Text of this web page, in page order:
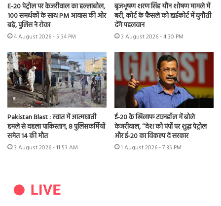
E-20 पेट्रोल पर केजरीवाल का हल्लाबोल,
100 समर्थकों के साथ PM आवास की ओर
बढ़े, पुलिस ने रोका
4 August 2026 - 5:34 PM
बृजभूषण शरण सिंह यौन शोषण मामले में
बरी, कोर्ट के फैसले को हाईकोर्ट में चुनौती
देंगे पहलवान
3 August 2026 - 4:30 PM
Pakistan Blast : स्वात में आत्मघाती
हमले से दहला पाकिस्तान, 8 पुलिसकर्मियों
समेत 14 की मौत
3 August 2026 - 11:53 AM
ई-20 के खिलाफ टाउनहॉल में बोले
केजरीवाल, ‘‘देश को पंपों पर शुद्ध पेट्रोल
और ई-20 का विकल्प दे सरकार
1 August 2026 - 7:35 PM